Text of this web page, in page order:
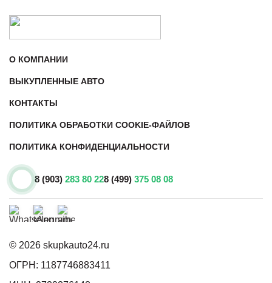
О КОМПАНИИ
ВЫКУПЛЕННЫЕ АВТО
КОНТАКТЫ
ПОЛИТИКА ОБРАБОТКИ COOKIE-ФАЙЛОВ
ПОЛИТИКА КОНФИДЕНЦИАЛЬНОСТИ
8 (903) 283 80 228 (499) 375 08 08
© 2026 skupkauto24.ru
ОГРН: 1187746883411